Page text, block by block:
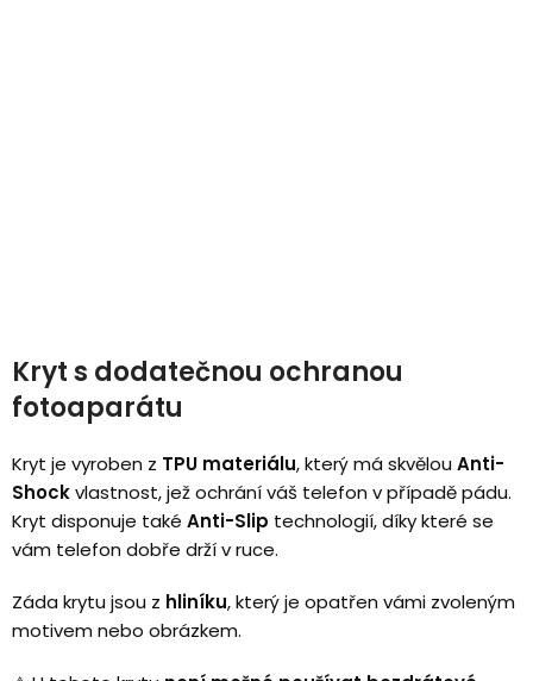
Kryt s dodatečnou ochranou
fotoaparátu
Kryt je vyroben z TPU materiálu, který má skvělou Anti-
Shockvlastnost, jež ochrání váš telefon v případě pádu.
Kryt disponuje také Anti-Slip technologií, díky které se
vám telefon dobře drží v ruce.
Záda krytu jsou z hliníku, který je opatřen vámi zvoleným
motivem nebo obrázkem.